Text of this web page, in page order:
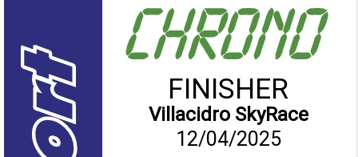
FINISHER
Villacidro SkyRace
12/04/2025